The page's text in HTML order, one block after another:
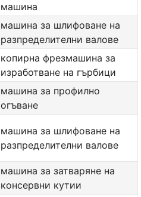
машина
машина за шлифоване на
разпределителни валове
копирна фрезмашина за
изработване на гърбици
машина за профилно
огъване
машина за шлифоване на
разпределителни валове
машина за затваряне на
консервни кутии